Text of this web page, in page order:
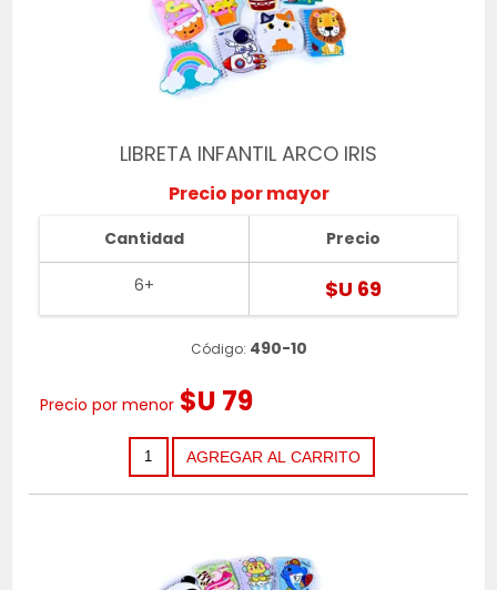
LIBRETA INFANTIL ARCO IRIS
Precio por mayor
Cantidad
6+
Precio
$U 69
Código: 490-10
Precio por menor $U 79